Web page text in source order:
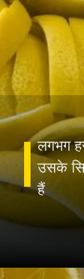
लगभग
उसके
हैं